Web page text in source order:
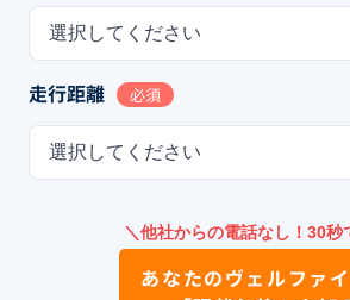
選択してください
走行距離 必須
選択してください
＼他社からの電話なし！30秒
あなたのヴェルファ